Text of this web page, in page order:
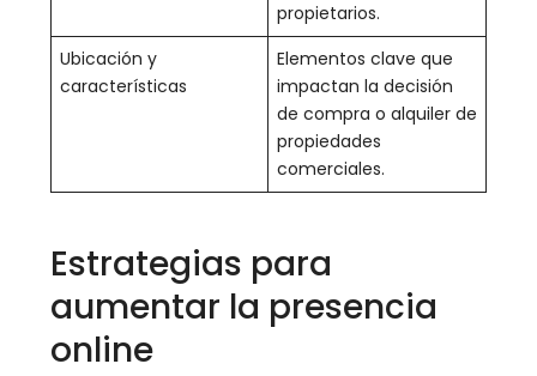
propietarios.
Ubicación y
características
Elementos clave que
impactan la decisión
de compra o alquiler de
propiedades
comerciales.
Estrategias para
aumentar la presencia
online